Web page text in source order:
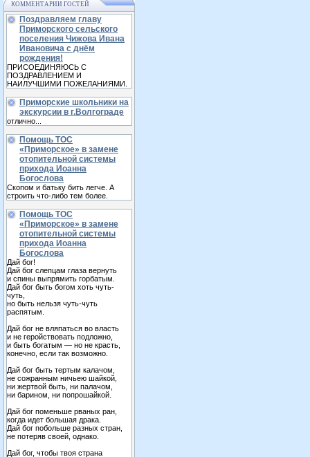
КОММЕНТАРИИ ГОСТЕЙ
Поздравляем главу
Приморского сельского
поселения Чижова Ивана
Ивановича с днём
рождения!
ПРИСОЕДИНЯЮСЬ С
ПОЗДРАВЛЕНИЕМ И
НАИЛУЧШИМИ ПОЖЕЛАНИЯМИ.
Приморские школьники на
экскурсии в г.Волгограде
отлично...
Помощь ТОС
«Приморское» в замене
отопительной системы
прихода Иоанна
Богослова
Скопом и батьку бить легче. А
строить что-либо тем более.
Помощь ТОС
«Приморское» в замене
отопительной системы
прихода Иоанна
Богослова
Дай бог!
Дай бог слепцам глаза вернуть
и спины выпрямить горбатым.
Дай бог быть богом хоть чуть-
чуть,
но быть нельзя чуть-чуть
распятым.
Дай бог не вляпаться во власть
и не геройствовать подложно,
и быть богатым — но не красть,
конечно, если так возможно.
Дай бог быть тертым калачом,
не сожранным ничьею шайкой,
ни жертвой быть, ни палачом,
ни барином, ни попрошайкой.
Дай бог поменьше рваных ран,
когда идет большая драка.
Дай бог побольше разных стран,
не потеряв своей, однако.
Дай бог, чтобы твоя страна